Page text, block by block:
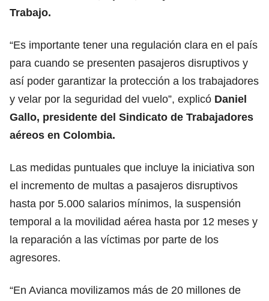
Trabajo.
“Es importante tener una regulación clara en el país
para cuando se presenten pasajeros disruptivos y
así poder garantizar la protección a los trabajadores
y velar por la seguridad del vuelo”, explicó Daniel
Gallo, presidente del Sindicato de Trabajadores
aéreos en Colombia.
Las medidas puntuales que incluye la iniciativa son
el incremento de multas a pasajeros disruptivos
hasta por 5.000 salarios mínimos, la suspensión
temporal a la movilidad aérea hasta por 12 meses y
la reparación a las víctimas por parte de los
agresores.
“En Avianca movilizamos más de 20 millones de